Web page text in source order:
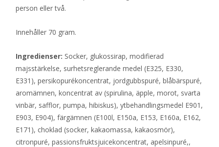
person eller två.
Innehåller 70 gram.
Ingredienser: Socker, glukossirap, modifierad
majsstärkelse, surhetsreglerande medel (E325, E330,
E331), persikopurékoncentrat, jordgubbspuré, blåbärspuré,
aromämnen, koncentrat av (spirulina, äpple, morot, svarta
vinbär, safflor, pumpa, hibiskus), ytbehandlingsmedel E901,
E903, E904), färgämnen (E100l, E150a, E153, E160a, E162,
E171), choklad (socker, kakaomassa, kakaosmör),
citronpuré, passionsfruktsjuicekoncentrat, apelsinpuré,,